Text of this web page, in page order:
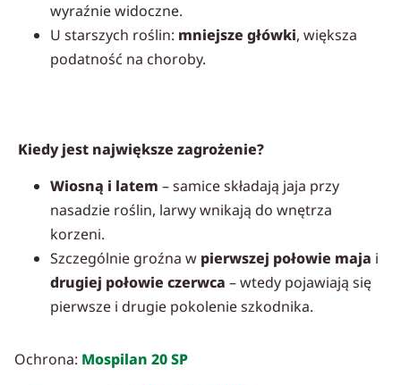
wyraźnie widoczne.
U starszych roślin: mniejsze główki, większa
podatność na choroby.
Kiedy jest największe zagrożenie?
Wiosną i latem – samice składają jaja przy
nasadzie roślin, larwy wnikają do wnętrza
korzeni.
Szczególnie groźna w pierwszej połowie maja i
drugiej połowie czerwca – wtedy pojawiają się
pierwsze i drugie pokolenie szkodnika.
Ochrona: Mospilan 20 SP